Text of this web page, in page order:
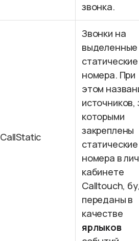
звонка.
CallStatic
Звонки на
выделенные
статические
номера. При
этом
источников,
которыми
закреплены
статические
номера в
кабинете
Calltouch,
переданы в
качестве
ярлыков